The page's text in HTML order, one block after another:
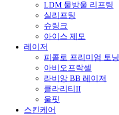
LDM 물방울 리프팅
실리프팅
슈링크
아이스 제모
레이저
피콜로 프리미엄 토닝
아비오프락셀
라비앙 BB 레이저
클라리티II
울핏
스킨케어